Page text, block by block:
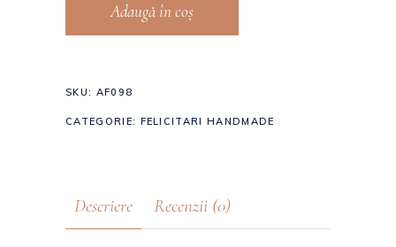
Adaugă în coș
SKU: AF098
CATEGORIE: FELICITARI HANDMADE
Descriere Recenzii (0)